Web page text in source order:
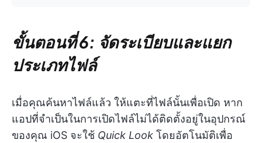
ขั้นตอนที่ 6: จัดระเบียบและแยก
ประเภทไฟล์
เมื่อคุณค้นหาไฟล์แล้ว ให้แตะที่ไฟล์นั้นเพื่อเปิด หาก
แอปที่จำเป็นในการเปิดไฟล์ไม่ได้ติดตั้งอยู่ในอุปกรณ์
ของคุณ iOS จะใช้ Quick Look โดยอัตโนมัติเพื่อ